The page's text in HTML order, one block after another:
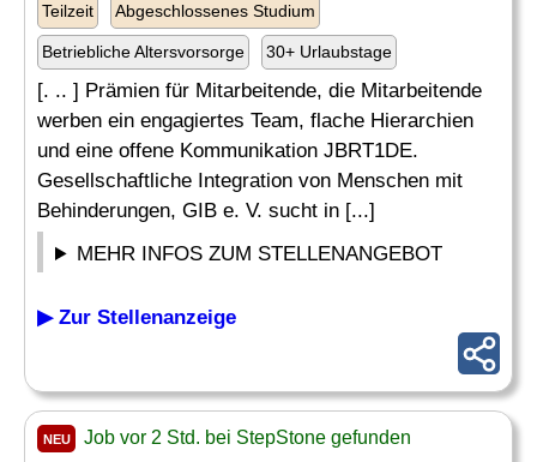
Teilzeit Abgeschlossenes Studium
Betriebliche Altersvorsorge 30+ Urlaubstage
[. .. ] Prämien für Mitarbeitende, die Mitarbeitende
werben ein engagiertes Team, flache Hierarchien
und eine offene Kommunikation JBRT1DE.
Gesellschaftliche Integration von Menschen mit
Behinderungen, GIB e. V. sucht in [...]
MEHR INFOS ZUM STELLENANGEBOT
▶ Zur Stellenanzeige
NEU Job vor 2 Std. bei StepStone gefunden